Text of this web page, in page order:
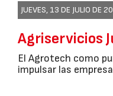
JUEVES, 13 DE JULIO DE
Agriservicios
El Agrotech como
impulsar las